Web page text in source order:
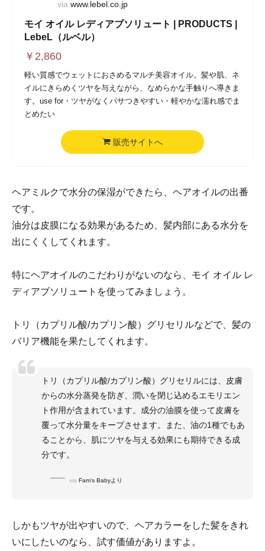
via www.lebel.co.jp
モイ オイル レディアブソリュート | PRODUCTS |
LebeL（ルベル）
￥ 2,860
軽い質感でウェットにおさめるマルチ美容オイル。髪や肌、ネ
イルにきらめくツヤを与えながら、なめらかな手触りへ導きま
す。use for・ツヤがなくパサつきやすい・軽やかな濡れ感でま
とめたい
販売サイトへ
ヘアミルクで水分の保湿ができたら、ヘアオイルの出番
です。
油分は皮膜になる効果があるため、髪内部にある水分を
出にくくしてくれます。
特にヘアオイルのこだわりがないのなら、モイ オイル レ
ディアブソリュートを使ってみましょう。
トリ（カプリル酸/カプリン酸）グリセリルなどで、髪の
バリア機能を果たしてくれます。
トリ（カプリル酸/カプリン酸）グリセリルには、皮膚
からの水分蒸発を防ぎ、潤いを閉じ込めるエモリエン
ト作用が含まれています。成分の油膜を使って皮膚を
覆って水分量をキープさせます。また、油の1種でもあ
ることから、肌にツヤを与える効果にも期待できる成
分です。
via Fam‘s Babyより
しかもツヤが出やすいので、ヘアカラーをした髪をきれ
いにしたいのなら、試す価値がありますよ。